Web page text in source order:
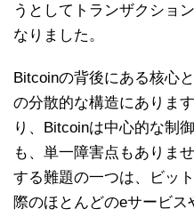
うとしてトランザクショ
なりました。
Bitcoinの背後にある核心
の分散的な構造にありま
り、Bitcoinは中心的な制
も、単一障害点もありま
する難題の一つは、ビッ
際のほとんどのeサービ